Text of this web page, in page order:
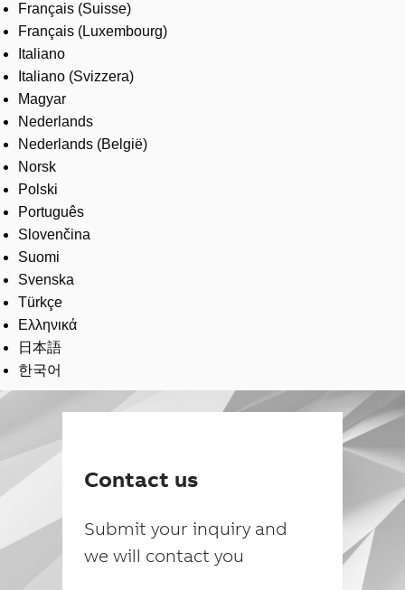
Français (Suisse)
Français (Luxembourg)
Italiano
Italiano (Svizzera)
Magyar
Nederlands
Nederlands (België)
Norsk
Polski
Português
Slovenčina
Suomi
Svenska
Türkçe
Ελληνικά
日本語
한국어
Contact us
Submit your inquiry and
we will contact you